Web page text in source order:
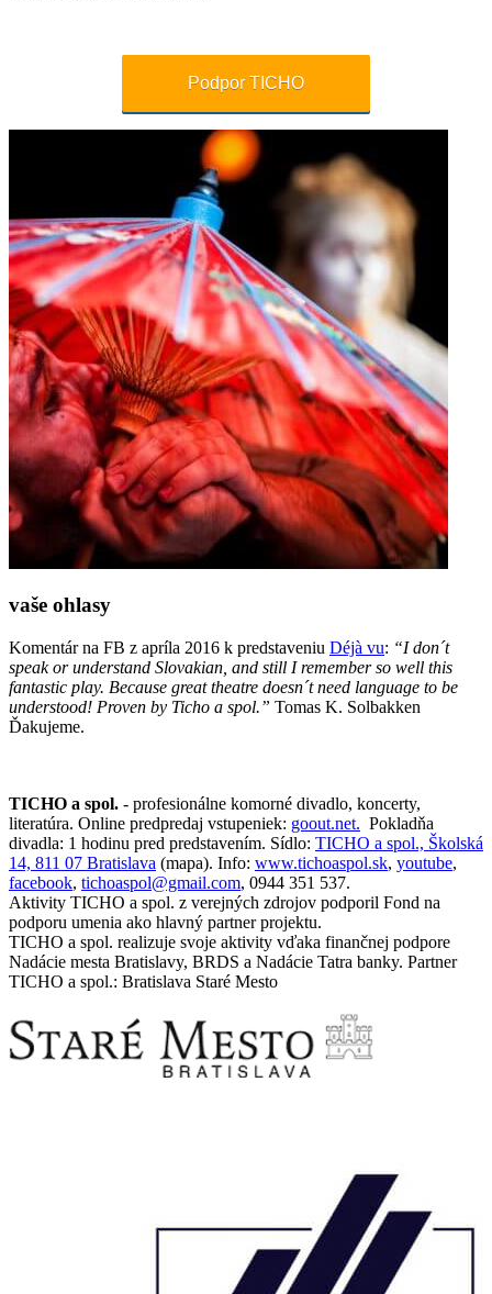
Podpor TICHO
vaše ohlasy
Komentár na FB z apríla 2016 k predstaveniu Déjà vu: “I don´t
speak or understand Slovakian, and still I remember so well this
fantastic play. Because great theatre doesn´t need language to be
understood! Proven by Ticho a spol.” Tomas K. Solbakken
Ďakujeme.
TICHO a spol. - profesionálne komorné divadlo, koncerty,
literatúra. Online predpredaj vstupeniek: goout.net. Pokladňa
divadla: 1 hodinu pred predstavením. Sídlo: TICHO a spol., Školská
14, 811 07 Bratislava (mapa). Info: www.tichoaspol.sk, youtube,
facebook, tichoaspol@gmail.com, 0944 351 537.
Aktivity TICHO a spol. z verejných zdrojov podporil Fond na
podporu umenia ako hlavný partner projektu.
TICHO a spol. realizuje svoje aktivity vďaka finančnej podpore
Nadácie mesta Bratislavy, BRDS a Nadácie Tatra banky. Partner
TICHO a spol.: Bratislava Staré Mesto